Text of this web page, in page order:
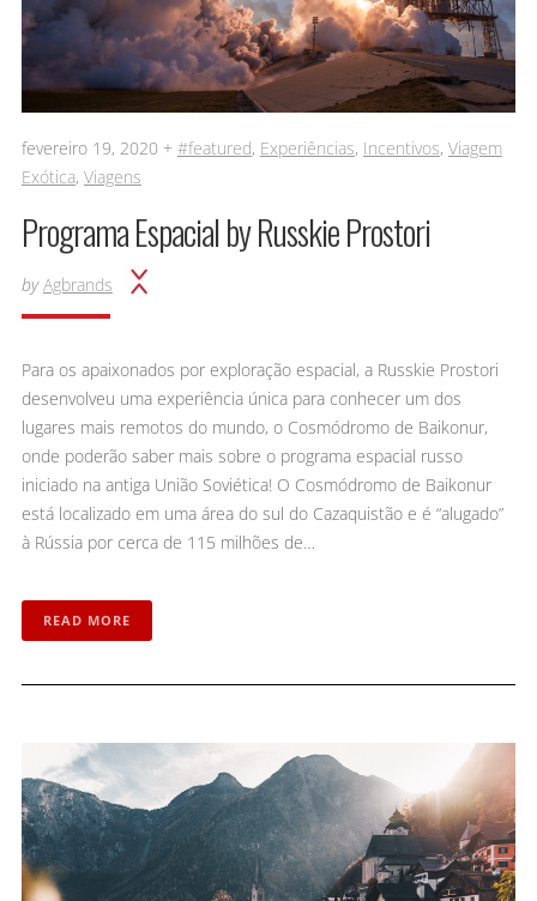
fevereiro 19, 2020 + #featured, Experiências, Incentivos, Viagem
Exótica, Viagens
Programa Espacial by Russkie Prostori
by Agbrands
Para os apaixonados por exploração espacial, a Russkie Prostori
desenvolveu uma experiência única para conhecer um dos
lugares mais remotos do mundo, o Cosmódromo de Baikonur,
onde poderão saber mais sobre o programa espacial russo
iniciado na antiga União Soviética! O Cosmódromo de Baikonur
está localizado em uma área do sul do Cazaquistão e é “alugado”
à Rússia por cerca de 115 milhões de…
READ MORE